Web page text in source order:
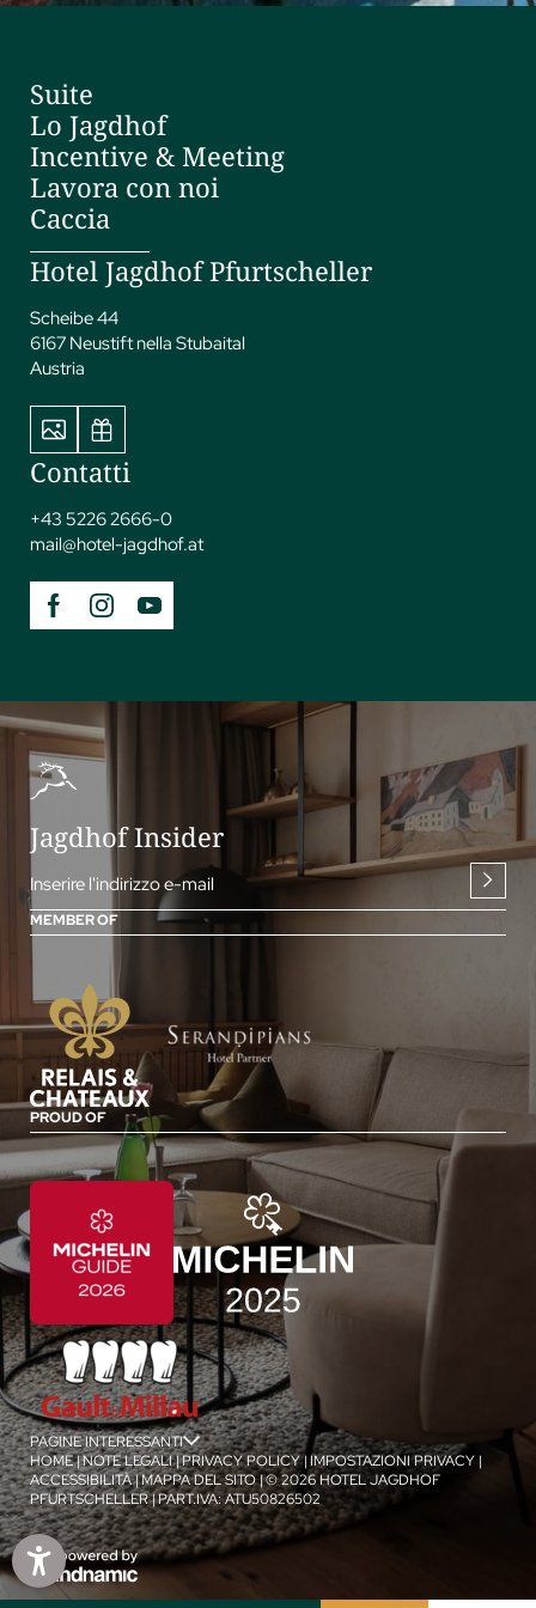
jSPA
1/4
Suite
Lo Jagdhof
Incentive & Meeting
Lavora con noi
Caccia
Hotel Jagdhof Pfurtscheller
Scheibe 44
6167 Neustift nella Stubaital
Austria
Contatti
+43 5226 2666-0
mail@hotel-jagdhof.at
Jagdhof Insider
Inserire l'indirizzo e-mail
MEMBER OF
PROUD OF
PAGINE INTERESSANTI
HOME|NOTE LEGALI|PRIVACY POLICY|IMPOSTAZIONI PRIVACY |
ACCESSIBILITÀ|MAPPA DEL SITO|© 2026 HOTEL JAGDHOF
PFURTSCHELLER|PART.IVA: ATU50826502